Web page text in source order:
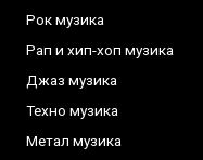
Рок музика
Рап и хип-хоп музика
Джаз музика
Техно музика
Метал музика